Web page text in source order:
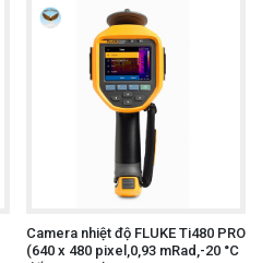
Camera nhiệt độ FLUKE Ti480 PRO
(640 x 480 pixel,0,93 mRad,-20 °C